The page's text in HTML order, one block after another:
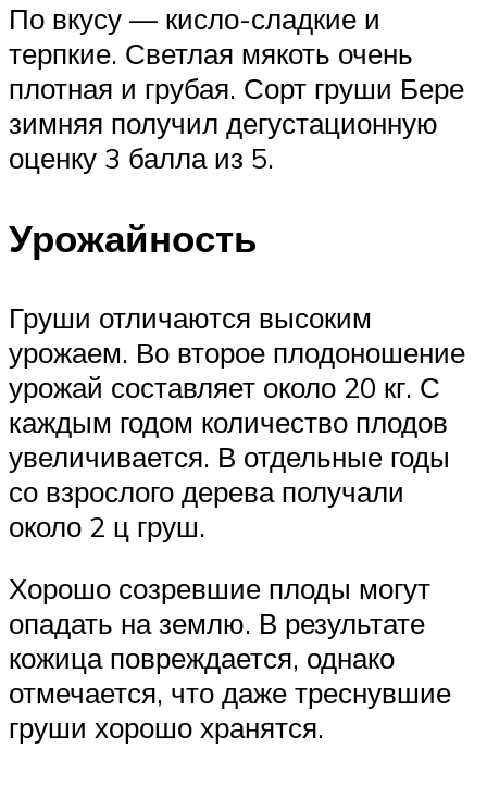
По вкусу — кисло-сладкие и
терпкие. Светлая мякоть очень
плотная и грубая. Сорт груши Бере
зимняя получил дегустационную
оценку 3 балла из 5.
Урожайность
Груши отличаются высоким
урожаем. Во второе плодоношение
урожай составляет около 20 кг. С
каждым годом количество плодов
увеличивается. В отдельные годы
со взрослого дерева получали
около 2 ц груш.
Хорошо созревшие плоды могут
опадать на землю. В результате
кожица повреждается, однако
отмечается, что даже треснувшие
груши хорошо хранятся.